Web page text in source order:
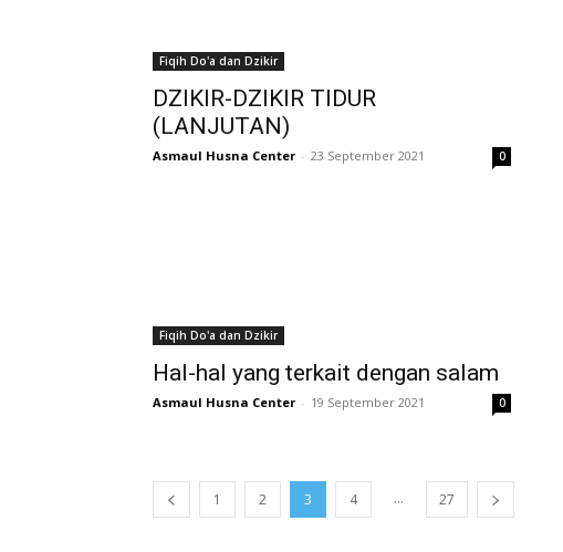
Fiqih Do'a dan Dzikir
DZIKIR-DZIKIR TIDUR
(LANJUTAN)
Asmaul Husna Center - 23 September 2021 0
Fiqih Do'a dan Dzikir
Hal-hal yang terkait dengan salam
Asmaul Husna Center - 19 September 2021 0
1 2 3 4 ... 27